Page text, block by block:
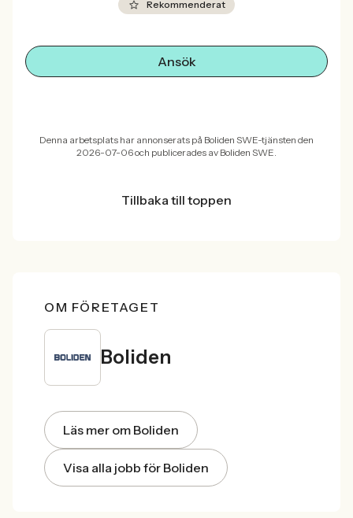
Rekommenderat
Ansök
Denna arbetsplats har annonserats på Boliden SWE-tjänsten den
2026-07-06 och publicerades av Boliden SWE.
Tillbaka till toppen
OM FÖRETAGET
Boliden
Läs mer om Boliden
Visa alla jobb för Boliden